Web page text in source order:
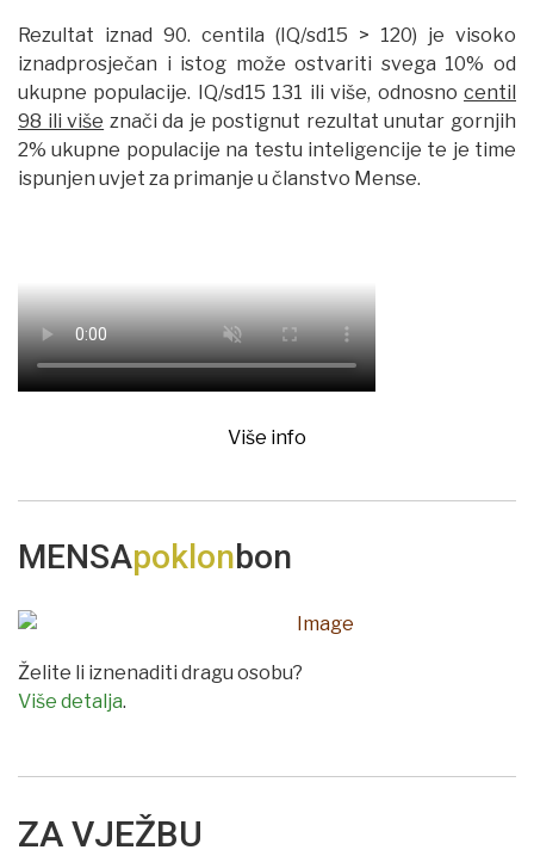
Rezultat iznad 90. centila (IQ/sd15 > 120) je visoko
iznadprosječan i istog može ostvariti svega 10% od
ukupne populacije. IQ/sd15 131 ili više, odnosno centil
98 ili više znači da je postignut rezultat unutar gornjih
2% ukupne populacije na testu inteligencije te je time
ispunjen uvjet za primanje u članstvo Mense.
Više info
MENSApoklonbon
Želite li iznenaditi dragu osobu?
Više detalja.
ZA VJEŽBU